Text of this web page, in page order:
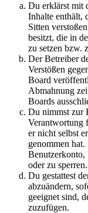
Du erklärst mit
Inhalte enthält,
Sitten
besitzt, die in
zu setzen bzw.
Der Betreiber
Verstößen
Board
Abmahnung
Boards
Du nimmst zur
Verantwortung
er nicht selbst
genommen
Benutzerkonto,
oder zu sperren.
Du gestattest
abzuändern,
geeignet sind,
zuzufügen.